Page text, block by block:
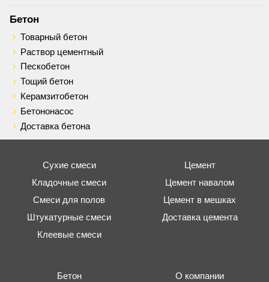
Бетон
Товарный бетон
Раствор цементный
Пескобетон
Тощий бетон
Керамзитобетон
Бетононасос
Доставка бетона
Сухие смеси
Кладочные смеси
Смеси для полов
Штукатурные смеси
Клеевые смеси
Цемент
Цемент навалом
Цемент в мешках
Доставка цемента
Бетон
О компании